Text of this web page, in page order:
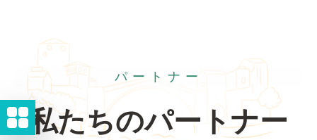
パートナー
私たちのパートナー